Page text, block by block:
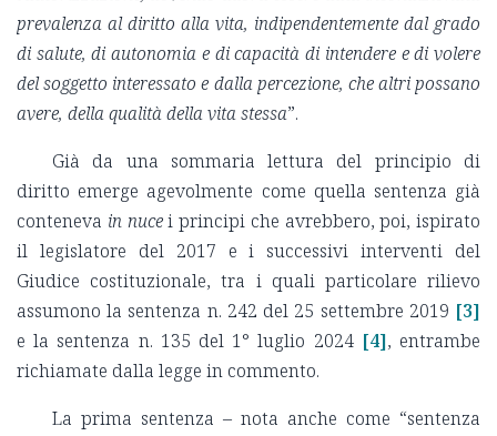
prevalenza al diritto alla vita, indipendentemente dal grado
di salute, di autonomia e di capacità di intendere e di volere
del soggetto interessato e dalla percezione, che altri possano
avere, della qualità della vita stessa”.
Già da una sommaria lettura del principio di
diritto emerge agevolmente come quella sentenza già
conteneva in nucei principi che avrebbero, poi, ispirato
il legislatore del 2017 e i successivi interventi del
Giudice costituzionale, tra i quali particolare rilievo
assumono la sentenza n. 242 del 25 settembre 2019 [3]
e la sentenza n. 135 del 1° luglio 2024 [4], entrambe
richiamate dalla legge in commento.
La prima sentenza – nota anche come “sentenza